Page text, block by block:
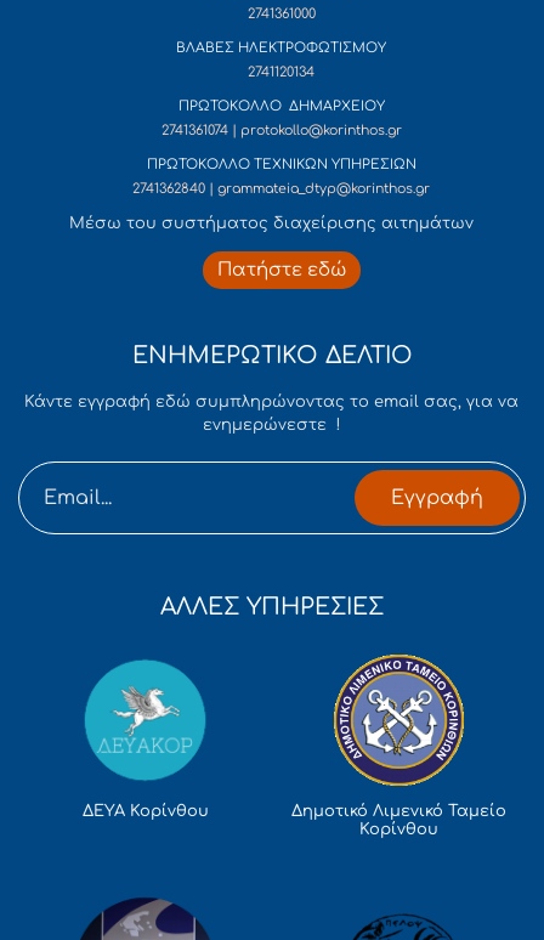
2741361000
ΒΛΑΒΕΣ ΗΛΕΚΤΡΟΦΩΤΙΣΜΟΥ
2741120134
ΠΡΩΤΟΚΟΛΛΟ ΔΗΜΑΡΧΕΙΟΥ
2741361074 | protokollo@korinthos.gr
ΠΡΩΤΟΚΟΛΛΟ ΤΕΧΝΙΚΩΝ ΥΠΗΡΕΣΙΩΝ
2741362840 | grammateia_dtyp@korinthos.gr
Mέσω του συστήματος διαχείρισης αιτημάτων
Πατήστε εδώ
ΕΝΗΜΕΡΩΤΙΚΟ ΔΕΛΤΙΟ
Κάντε εγγραφή εδώ συμπληρώνοντας το email σας, για να
ενημερώνεστε !
Εγγραφή
ΑΛΛΕΣ ΥΠΗΡΕΣΙΕΣ
ΔΕΥΑ Κορίνθου
Δημοτικό Λιμενικό Ταμείο
Κορίνθου